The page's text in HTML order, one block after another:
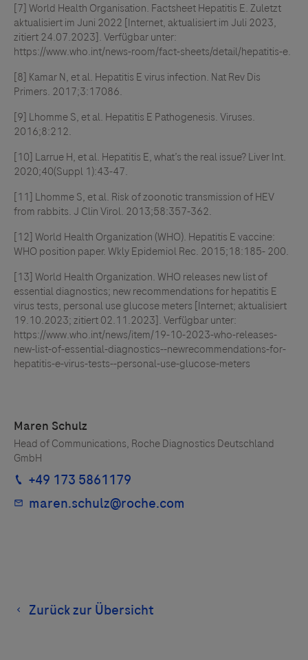
[7] World Health Organisation. Factsheet Hepatitis E. Zuletzt
aktualisiert im Juni 2022 [Internet, aktualisiert im Juli 2023,
zitiert 24.07.2023]. Verfügbar unter:
https://www.who.int/news-room/fact-sheets/detail/hepatitis-e.
[8] Kamar N, et al. Hepatitis E virus infection. Nat Rev Dis
Primers. 2017;3:17086.
[9] Lhomme S, et al. Hepatitis E Pathogenesis. Viruses.
2016;8:212.
[10] Larrue H, et al. Hepatitis E, what’s the real issue? Liver Int.
2020;40(Suppl 1):43-47.
[11] Lhomme S, et al. Risk of zoonotic transmission of HEV
from rabbits. J Clin Virol. 2013;58:357-362.
[12] World Health Organization (WHO). Hepatitis E vaccine:
WHO position paper. Wkly Epidemiol Rec. 2015;18:185- 200.
[13] World Health Organization. WHO releases new list of
essential diagnostics; new recommendations for hepatitis E
virus tests, personal use glucose meters [Internet; aktualisiert
19.10.2023; zitiert 02.11.2023]. Verfügbar unter:
https://www.who.int/news/item/19-10-2023-who-releases-
new-list-of-essential-diagnostics--newrecommendations-for-
hepatitis-e-virus-tests--personal-use-glucose-meters